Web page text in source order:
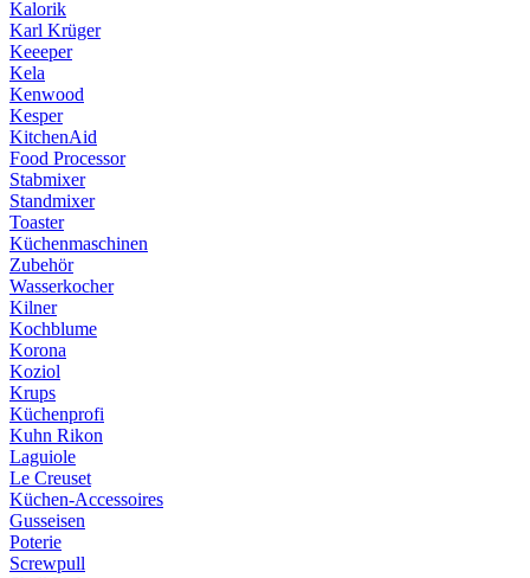
Kalorik
Karl Krüger
Keeeper
Kela
Kenwood
Kesper
KitchenAid
Food Processor
Stabmixer
Standmixer
Toaster
Küchenmaschinen
Zubehör
Wasserkocher
Kilner
Kochblume
Korona
Koziol
Krups
Küchenprofi
Kuhn Rikon
Laguiole
Le Creuset
Küchen-Accessoires
Gusseisen
Poterie
Screwpull